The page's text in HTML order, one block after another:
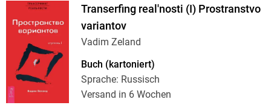
Transerfing real'nosti (I) Prostranstvo
variantov
Vadim Zeland
Buch (kartoniert)
Sprache: Russisch
Versand in 6 Wochen